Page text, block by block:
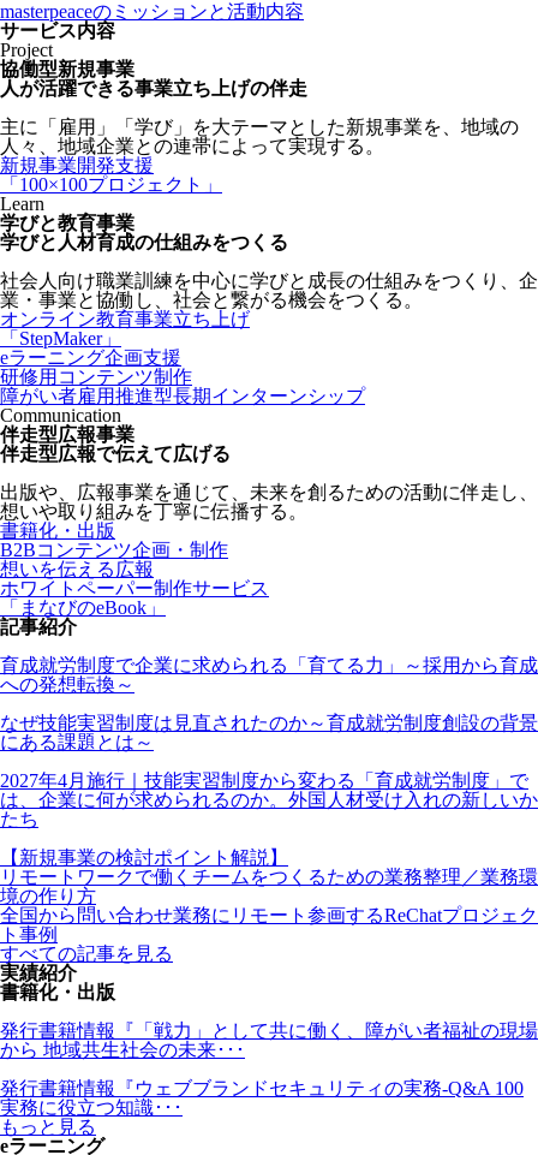
masterpeaceのミッションと活動内容
サービス内容
Project
協働型新規事業
人が活躍できる事業立ち上げの伴走
主に「雇用」「学び」を大テーマとした新規事業を、地域の
人々、地域企業との連帯によって実現する。
新規事業開発支援
「100×100プロジェクト」
Learn
学びと教育事業
学びと人材育成の仕組みをつくる
社会人向け職業訓練を中心に学びと成長の仕組みをつくり、企
業・事業と協働し、社会と繋がる機会をつくる。
オンライン教育事業立ち上げ
「StepMaker」
eラーニング企画支援
研修用コンテンツ制作
障がい者雇用推進型長期インターンシップ
Communication
伴走型広報事業
伴走型広報で伝えて広げる
出版や、広報事業を通じて、未来を創るための活動に伴走し、
想いや取り組みを丁寧に伝播する。
書籍化・出版
B2Bコンテンツ企画・制作
想いを伝える広報
ホワイトペーパー制作サービス
「まなびのeBook」
記事紹介
育成就労制度で企業に求められる「育てる力」～採用から育成
への発想転換～
なぜ技能実習制度は見直されたのか～育成就労制度創設の背景
にある課題とは～
2027年4月施行｜技能実習制度から変わる「育成就労制度」で
は、企業に何が求められるのか。外国人材受け入れの新しいか
たち
【新規事業の検討ポイント解説】
リモートワークで働くチームをつくるための業務整理／業務環
境の作り方
全国から問い合わせ業務にリモート参画するReChatプロジェク
ト事例
すべての記事を見る
実績紹介
書籍化・出版
発行書籍情報『「戦力」として共に働く、障がい者福祉の現場
から 地域共生社会の未来･･･
発行書籍情報『ウェブブランドセキュリティの実務-Q&A 100
実務に役立つ知識･･･
もっと見る
eラーニング